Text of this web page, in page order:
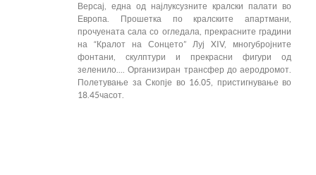
Версај, една од најлуксузните кралски палати во
Европа. Прошетка по кралските апартмани,
прочуената сала со огледала, прекрасните градини
на “Кралот на Сонцето” Луј XIV, многубројните
фонтани, скулптури и прекрасни фигури од
зеленило.... Организиран трансфер до аеродромот.
Полетување за Скопје во 16.05, пристигнување во
18.45часот.